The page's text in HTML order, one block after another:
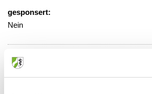
gesponsert:
Nein
Veranstaltungsort: